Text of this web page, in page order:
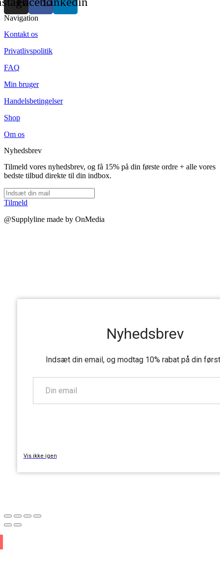
Navigation
Kontakt os
Privatlivspolitik
FAQ
Min bruger
Handelsbetingelser
Shop
Om os
Nyhedsbrev
Tilmeld vores nyhedsbrev, og få 15% på din første ordre + alle vores
bedste tilbud direkte til din indbox.
Tilmeld
@Supplyline made by OnMedia
Nyhedsbrev
Indsæt din email, og modtag 10% rabat på din
Vis ikke igen